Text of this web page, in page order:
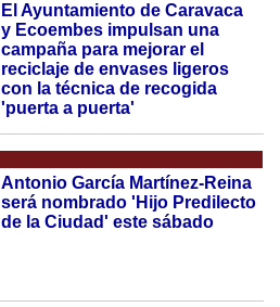
El Ayuntamiento de Caravaca
y Ecoembes impulsan una
campaña para mejorar el
reciclaje de envases ligeros
con la técnica de recogida
'puerta a puerta'
Antonio García Martínez-Reina
será nombrado 'Hijo Predilecto
de la Ciudad' este sábado